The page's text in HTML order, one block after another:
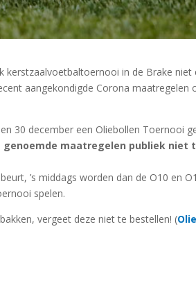
kerstzaalvoetbaltoernooi in de Brake niet
aangekondigde Corona maatregelen
30 december een Oliebollen Toernooi
genoemde maatregelen publiek niet
’s middags worden dan de O10 en
spelen.
vergeet deze niet te bestellen! (